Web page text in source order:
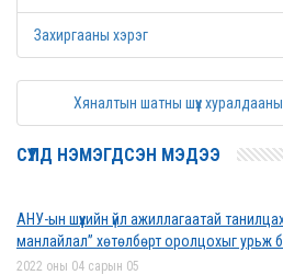
Захиргааны хэрэг
Хяналтын шатны шүүх хуралдааны
СҮҮЛД НЭМЭГДСЭН МЭДЭЭ
АНУ-ын шүүхийн үйл ажиллагаатай
манлайлал” хөтөлбөрт оролцохыг урьж
2022 оны 04 сарын 05